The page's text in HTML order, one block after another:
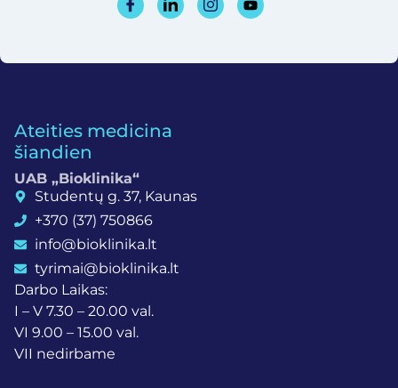
Ateities medicina
šiandien
UAB „Bioklinika“
Studentų g. 37, Kaunas
+370 (37) 750866
info@bioklinika.lt
tyrimai@bioklinika.lt
Darbo Laikas:
I – V 7.30 – 20.00 val.
VI 9.00 – 15.00 val.
VII nedirbame